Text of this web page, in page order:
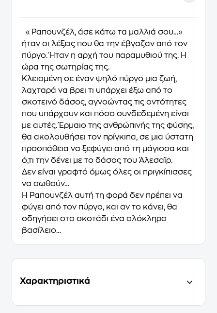
«Ραπουνζέλ, άσε κάτω τα μαλλιά σου…»
ήταν οι λέξεις που θα την έβγαζαν από τον
πύργο. Ήταν η αρχή του παραμυθιού της. Η
ώρα της σωτηρίας της.
Κλεισμένη σε έναν ψηλό πύργο μια ζωή,
λαχταρά να βρει τι υπάρχει έξω από το
σκοτεινό δάσος, αγνοώντας τις οντότητες
που υπάρχουν και πόσο συνδεδεμένη είναι
με αυτές. Έρμαιο της ανθρώπινής της φύσης,
θα ακολουθήσει τον πρίγκιπα, σε μια ύστατη
προσπάθεια να ξεφύγει από τη μάγισσα και
ό,τι την δένει με το δάσος του Άλεσαϊρ.
Δεν είναι γραφτό όμως όλες οι πριγκίπισσες
να σωθούν…
Η Ραπουνζέλ αυτή τη φορά δεν πρέπει να
φύγει από τον πύργο, και αν το κάνει, θα
οδηγήσει στο σκοτάδι ένα ολόκληρο
βασίλειο…
Χαρακτηριστικά